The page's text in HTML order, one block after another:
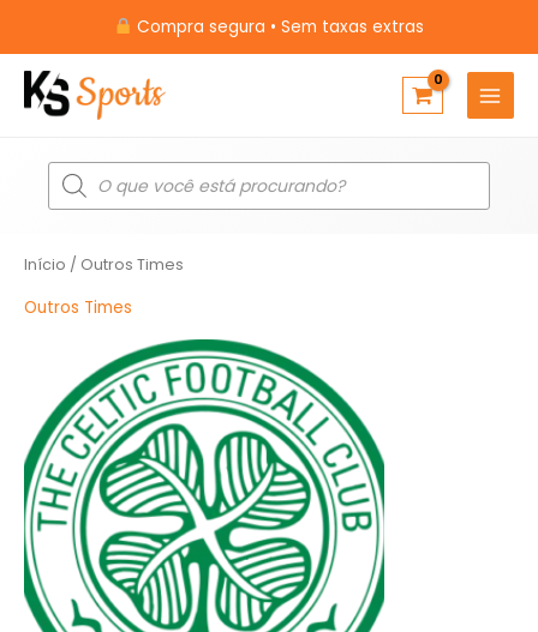
conteúdo
Compra segura • Sem taxas extras
Pesquisar
produtos
Início / Outros Times
Outros Times